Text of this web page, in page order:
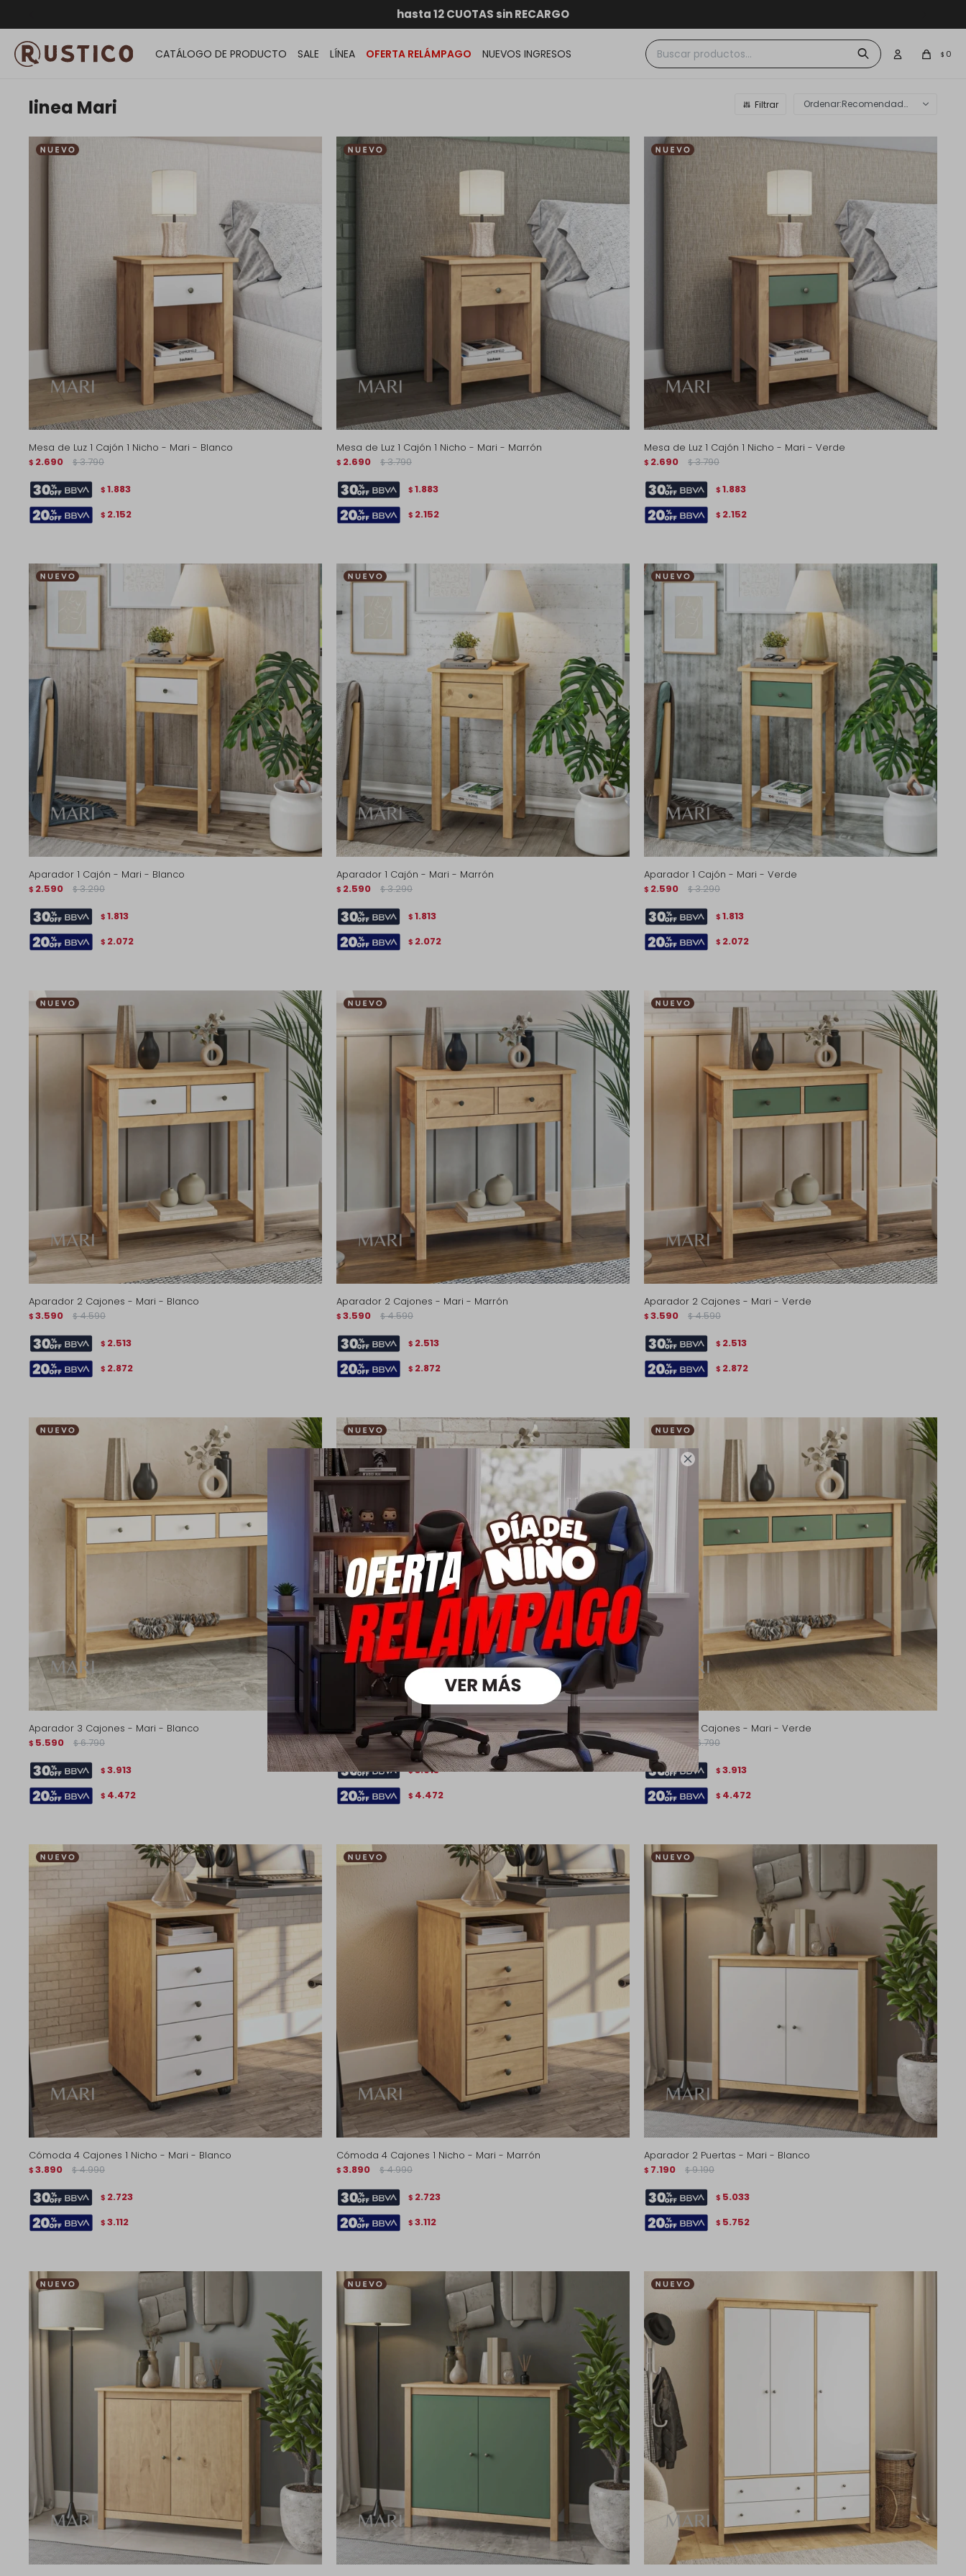

ENVÍOS A TODO EL PAÍS
GARANTÍA DE DEVOLUCIÓN
hasta 12 CUOTAS sin RECARGO
ENVÍO GRATIS dentro de MONTEVIDEO en compras superiores a $30.000
CATÁLOGO DE PRODUCTO SALE LÍNEA OFERTA RELÁMPAGO NUEVOS INGRESOS $ 0
linea Mari Recomendados
Mesa de Luz 1 Cajón 1 Nicho - Mari - Blanco
$ 2.690 $ 3.790
$ 1.883
$ 2.152
Mesa de Luz 1 Cajón 1 Nicho - Mari - Marrón
$ 2.690 $ 3.790
$ 1.883
$ 2.152
Mesa de Luz 1 Cajón 1 Nicho - Mari - Verde
$ 2.690 $ 3.790
$ 1.883
$ 2.152
Aparador 1 Cajón - Mari - Blanco
$ 2.590 $ 3.290
$ 1.813
$ 2.072
Aparador 1 Cajón - Mari - Marrón
$ 2.590 $ 3.290
$ 1.813
$ 2.072
Aparador 1 Cajón - Mari - Verde
$ 2.590 $ 3.290
$ 1.813
$ 2.072
Aparador 2 Cajones - Mari - Blanco
$ 3.590 $ 4.590
$ 2.513
$ 2.872
Aparador 2 Cajones - Mari - Marrón
$ 3.590 $ 4.590
$ 2.513
$ 2.872
Aparador 2 Cajones - Mari - Verde
$ 3.590 $ 4.590
$ 2.513
$ 2.872
Aparador 3 Cajones - Mari - Blanco
$ 5.590 $ 6.790
$ 3.913
$ 4.472
Aparador 3 Cajones - Mari - Marrón
$ 5.590 $ 6.790
$3.913
$ 4.472
Aparador 3 Cajones - Mari - Verde
$ 5.590 6.790
$ 3.913
$ 4.472
Cómoda 4 Cajones 1 Nicho - Mari - Blanco
$ 3.890 $ 4.990
$ 2.723
$ 3.112
Cómoda 4 Cajones 1 Nicho - Mari - Marrón
$ 3.890 $ 4.990
$ 2.723
$ 3.112
Aparador 2 Puertas - Mari - Blanco
$ 7.190 $ 9.190
$ 5.033
$ 5.752